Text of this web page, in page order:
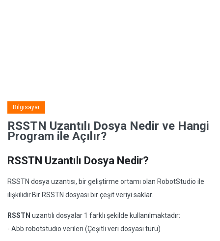
Bilgisayar
RSSTN Uzantılı Dosya Nedir ve Hangi
Program ile Açılır?
RSSTN Uzantılı Dosya Nedir?
RSSTN dosya uzantısı, bir geliştirme ortamı olan RobotStudio ile
ilişkilidir.Bir RSSTN dosyası bir çeşit veriyi saklar.
RSSTN uzantılı dosyalar 1 farklı şekilde kullanılmaktadır:
- Abb robotstudio verileri (Çeşitli veri dosyası türü)